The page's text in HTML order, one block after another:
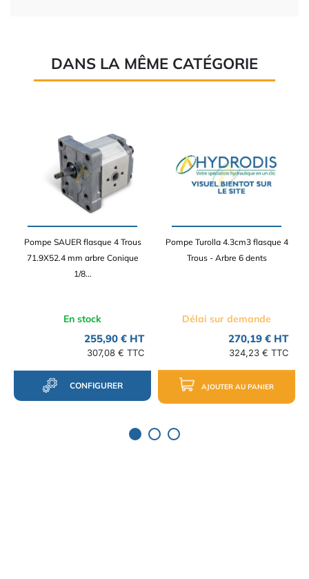
DANS LA MÊME CATÉGORIE
Pompe SAUER flasque 4 Trous
71.9X52.4 mm arbre Conique
1/8...
En stock
255,90 € HT
307,08 € TTC
CONFIGURER
Pompe Turolla 4.3cm3 flasque 4
Trous - Arbre 6 dents
Délai sur demande
270,19 € HT
324,23 € TTC
AJOUTER AU PANIER